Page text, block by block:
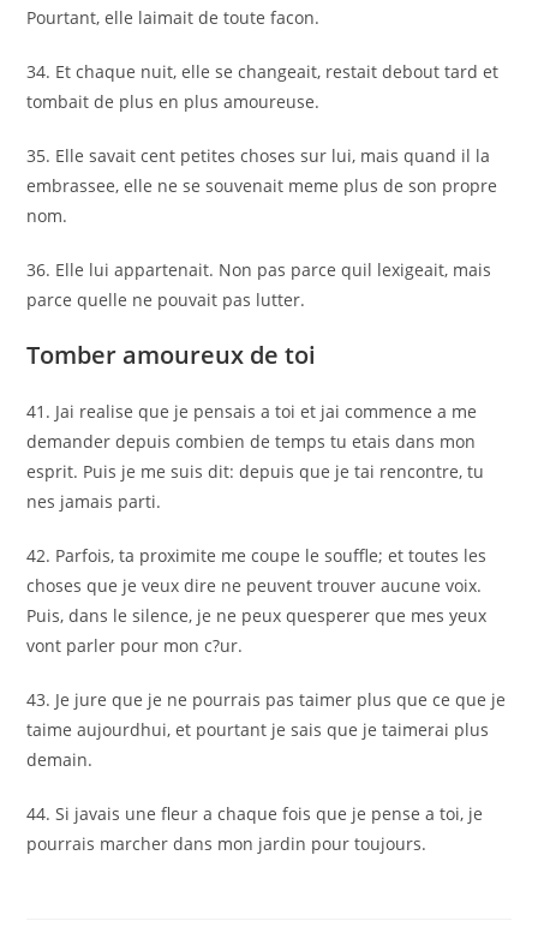
Pourtant, elle laimait de toute facon.
34. Et chaque nuit, elle se changeait, restait debout tard et
tombait de plus en plus amoureuse.
35. Elle savait cent petites choses sur lui, mais quand il la
embrassee, elle ne se souvenait meme plus de son propre
nom.
36. Elle lui appartenait. Non pas parce quil lexigeait, mais
parce quelle ne pouvait pas lutter.
Tomber amoureux de toi
41. Jai realise que je pensais a toi et jai commence a me
demander depuis combien de temps tu etais dans mon
esprit. Puis je me suis dit: depuis que je tai rencontre, tu
nes jamais parti.
42. Parfois, ta proximite me coupe le souffle; et toutes les
choses que je veux dire ne peuvent trouver aucune voix.
Puis, dans le silence, je ne peux quesperer que mes yeux
vont parler pour mon c?ur.
43. Je jure que je ne pourrais pas taimer plus que ce que je
taime aujourdhui, et pourtant je sais que je taimerai plus
demain.
44. Si javais une fleur a chaque fois que je pense a toi, je
pourrais marcher dans mon jardin pour toujours.